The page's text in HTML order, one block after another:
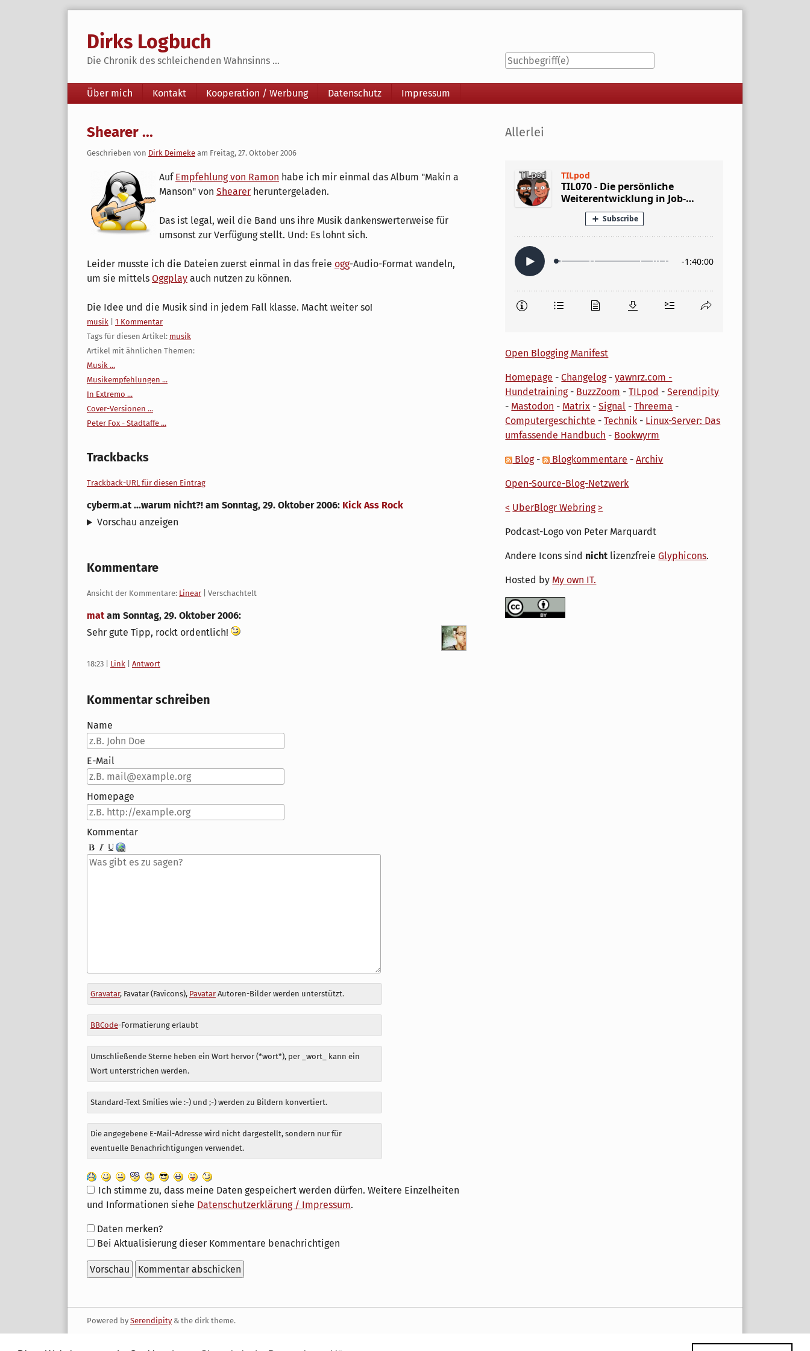
Dirks Logbuch
Die Chronik des schleichenden Wahnsinns ...
Navigation
Über mich Kontakt Kooperation / Werbung Datenschutz Impressum
Shearer ...
Geschrieben von Dirk Deimeke am Freitag, 27. Oktober 2006
Auf Empfehlung von Ramon habe ich mir einmal das Album "Makin a
Manson" von Shearer heruntergeladen.
Das ist legal, weil die Band uns ihre Musik dankenswerterweise für
umsonst zur Verfügung stellt. Und: Es lohnt sich.
Leider musste ich die Dateien zuerst einmal in das freie ogg-Audio-Format wandeln,
um sie mittels Oggplay auch nutzen zu können.
Die Idee und die Musik sind in jedem Fall klasse. Macht weiter so!
Kategorien:
musik
1 Kommentar
Tags für diesen Artikel: musik
Artikel mit ähnlichen Themen:
Musik ...
Musikempfehlungen ...
In Extremo ...
Cover-Versionen ...
Peter Fox - Stadtaffe ...
Trackbacks
Trackback-URL für diesen Eintrag
cyberm.at ...warum nicht?! am Sonntag, 29. Oktober 2006: Kick Ass Rock
Vorschau anzeigen
Kommentare
Ansicht der Kommentare: Linear | Verschachtelt
mat am Sonntag, 29. Oktober 2006:
Sehr gute Tipp, rockt ordentlich!
18:23 Link Antwort
Kommentar schreiben
Name
E-Mail
Homepage
Kommentar
Antwort
zu
Gravatar, Favatar (Favicons), PavatarAutoren-Bilder werden unterstützt.
BBCode-Formatierung erlaubt
Umschließende Sterne heben ein Wort hervor (*wort*), per _wort_ kann ein
Wort unterstrichen werden.
Standard-Text Smilies wie :-) und ;-) werden zu Bildern konvertiert.
Die angegebene E-Mail-Adresse wird nicht dargestellt, sondern nur für
eventuelle Benachrichtigungen verwendet.
Ich stimme zu, dass meine Daten gespeichert werden dürfen. Weitere Einzelheiten
und Informationen siehe Datenschutzerklärung / Impressum.
Formular-
Optionen
Daten merken?
Bei Aktualisierung dieser Kommentare benachrichtigen
Seitenleiste
Allerlei
Open Blogging Manifest
Homepage -Changelog-yawnrz.com -
Hundetraining- BuzzZoom -TILpod -Serendipity
- Mastodon - Matrix -Signal -Threema -
Computergeschichte -Technik - Linux-Server: Das
umfassende Handbuch - Bookwyrm
Blog- Blogkommentare -Archiv
Open-Source-Blog-Netzwerk
< UberBlogr Webring >
Podcast-Logo von Peter Marquardt
Andere Icons sind nicht lizenzfreieGlyphicons.
Hosted by My own IT.
Powered by Serendipity& the dirktheme.